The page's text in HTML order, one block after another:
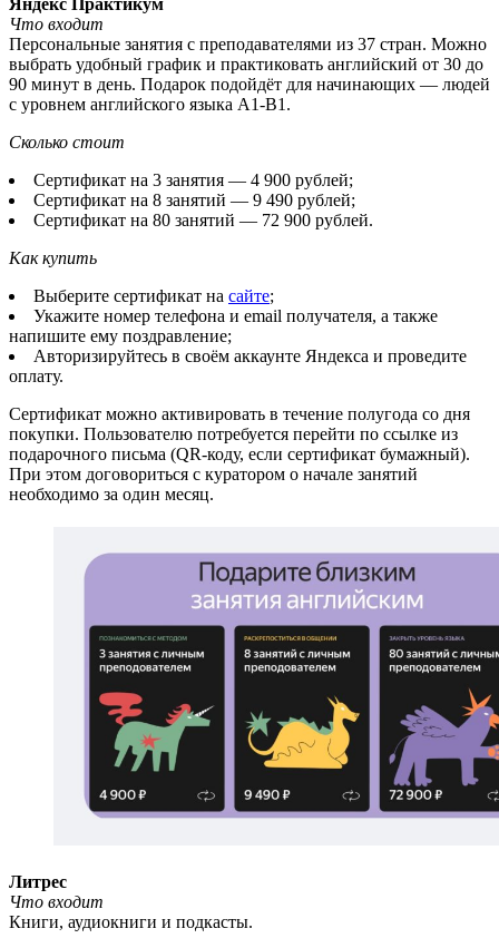
Яндекс Практикум
Что входит
Персональные занятия с преподавателями из 37 стран. Можно
выбрать удобный график и практиковать английский от 30 до
90 минут в день. Подарок подойдёт для начинающих — людей
с уровнем английского языка A1-B1.
Сколько стоит
Сертификат на 3 занятия — 4 900 рублей;
Сертификат на 8 занятий — 9 490 рублей;
Сертификат на 80 занятий — 72 900 рублей.
Как купить
Выберите сертификат на сайте;
Укажите номер телефона и email получателя, а также
напишите ему поздравление;
Авторизируйтесь в своём аккаунте Яндекса и проведите
оплату.
Сертификат можно активировать в течение полугода со дня
покупки. Пользователю потребуется перейти по ссылке из
подарочного письма (QR-коду, если сертификат бумажный).
При этом договориться с куратором о начале занятий
необходимо за один месяц.
Литрес
Что входит
Книги, аудиокниги и подкасты.